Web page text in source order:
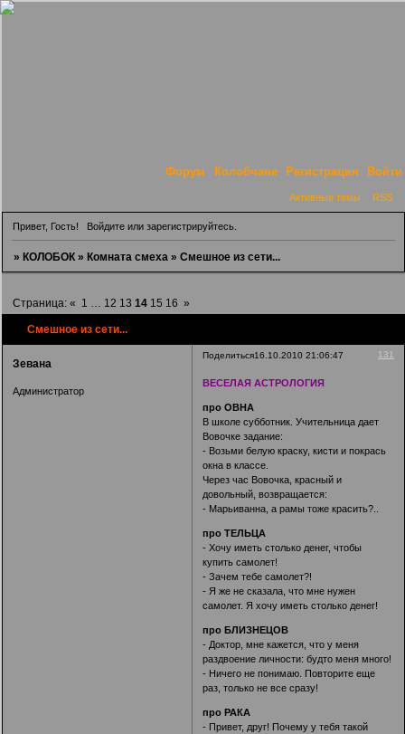
Форум Колобчане Регистрация Войти
Активные темы RSS
Привет, Гость! Войдитеили зарегистрируйтесь.
»КОЛОБОК »Комната смеха »Смешное из сети...
Смешное из сети...
Страница:« 1 … 12 13 14 15 16 »
Поделиться 131
16.10.2010 21:06:47
Зевана
Администратор
ВЕСЕЛАЯ АСТРОЛОГИЯ
про ОВНА
В школе субботник. Учительница дает
Вовочке задание:
- Возьми белую краску, кисти и покрась
окна в классе.
Через час Вовочка, красный и
довольный, возвращается:
- Марьиванна, а рамы тоже красить?..
про ТЕЛЬЦА
- Хочу иметь столько денег, чтобы
купить самолет!
- Зачем тебе самолет?!
- Я же не сказала, что мне нужен
самолет. Я хочу иметь столько денег!
про БЛИЗНЕЦОВ
- Доктор, мне кажется, что у меня
раздвоение личности: будто меня много!
- Ничего не понимаю. Повторите еще
раз, только не все сразу!
про РАКА
- Привет, друг! Почему у тебя такой